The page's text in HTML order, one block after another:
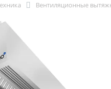
Вентиляционные